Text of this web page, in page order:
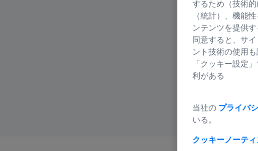
するため（技術
（統計）、機能
ンテンツを提供
同意すると、サ
ント技術の使用
「クッキー設定
利がある
当社の プライバ
いる。
クッキーノーティ